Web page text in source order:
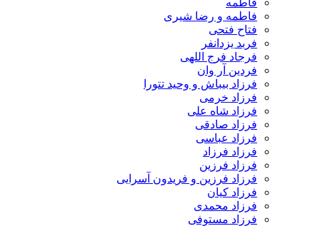
فاطمه و رضا شیری
فتاح فتحی
فربد یزدانفر
فرجاد فرج اللهی
فردین آر وان
فرزاد بیباش و وحید تتورا
فرزاد خرمی
فرزاد شاه علی
فرزاد صادقی
فرزاد عباسی
فرزاد فرزاد
فرزاد فرزین
فرزاد فرزین و فریدون آسرایی
فرزاد کیان
فرزاد محمدی
فرزاد مستوفی